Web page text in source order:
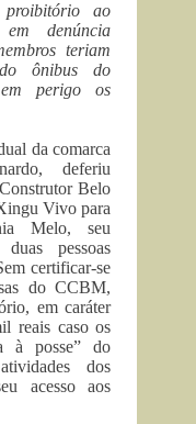
ao
denúncia
teriam
ônibus do
perigo os
da comarca
deferiu
Belo
Vivo para
Melo, seu
pessoas
certificar-se
do CCBM,
em caráter
reais caso os
à posse” do
dos
acesso aos